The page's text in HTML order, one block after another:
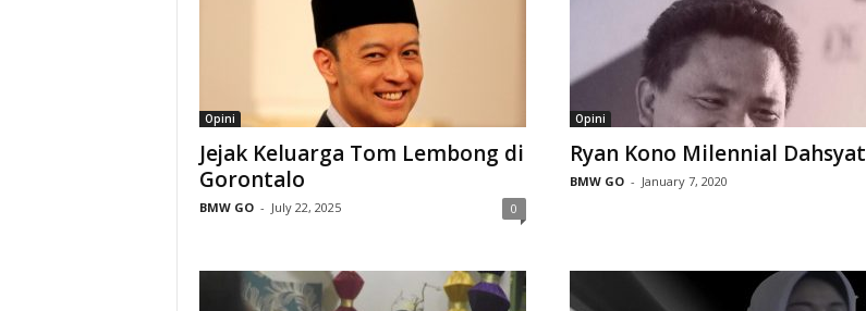
Opini
Jejak Keluarga Tom Lembong di
Gorontalo
BMW GO - July 22, 2025 0
Opini
Ryan Kono Milennial Dahsyat
BMW GO - January 7, 2020